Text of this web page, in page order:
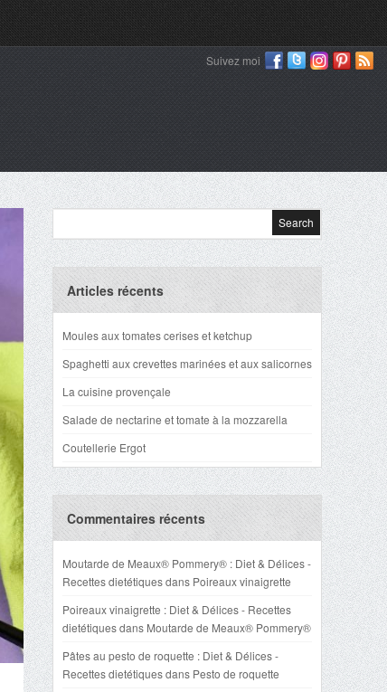
Suivez moi
Articles récents
Moules aux tomates cerises et ketchup
Spaghetti aux crevettes marinées et aux salicornes
La cuisine provençale
Salade de nectarine et tomate à la mozzarella
Coutellerie Ergot
Commentaires récents
Moutarde de Meaux® Pommery® : Diet & Délices -
Recettes dietétiquesdans Poireaux vinaigrette
Poireaux vinaigrette : Diet & Délices - Recettes
dietétiquesdans Moutarde de Meaux® Pommery®
Pâtes au pesto de roquette : Diet & Délices -
Recettes dietétiquesdans Pesto de roquette